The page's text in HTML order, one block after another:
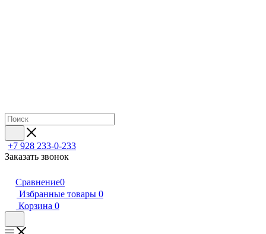
+7 928 233-0-233
Заказать звонок
Сравнение0
Избранные товары 0
Корзина 0